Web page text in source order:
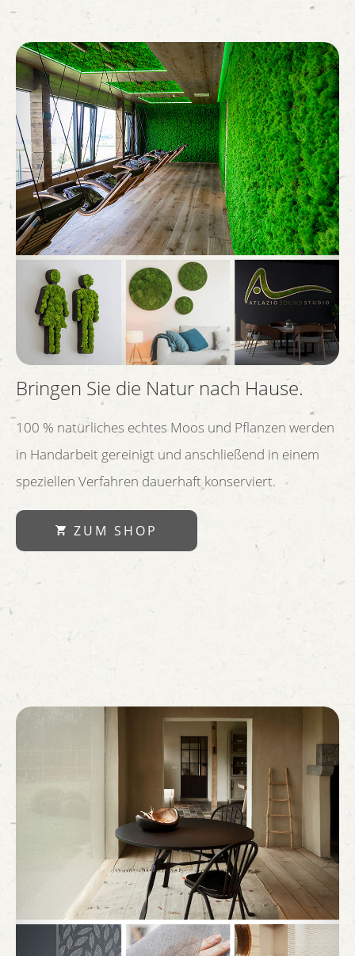
Bringen Sie die Natur nach Hause.
100 % natürliches echtes Moos und Pflanzen werden
in Handarbeit gereinigt und anschließend in einem
speziellen Verfahren dauerhaft konserviert.
ZUM SHOP